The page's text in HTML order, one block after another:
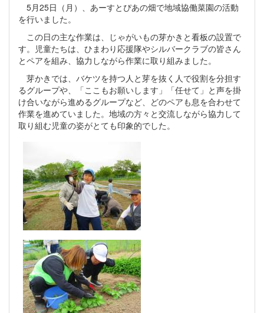
5月25日（月）、あーすとぴあの畑で地域協働菜園の活動
を行いました。
この日の主な作業は、じゃがいもの芽かきと看板の設置で
す。児童たちは、ひまわり応援隊やシルバークラブの皆さん
とペアを組み、協力しながら作業に取り組みました。
芽かきでは、バケツを持つ人と芽を抜く人で役割を分担す
るグループや、「ここもお願いします」「任せて」と声を掛
け合いながら進めるグループなど、どのペアも息を合わせて
作業を進めていました。地域の方々と交流しながら協力して
取り組む児童の姿がとても印象的でした。